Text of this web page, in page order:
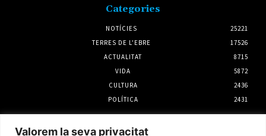
Valorem la seva privacitat
Categories
NOTÍCIES
25221
TERRES DE L'EBRE
17526
ACTUALITAT
8715
VIDA
5872
CULTURA
2436
POLÍTICA
2431